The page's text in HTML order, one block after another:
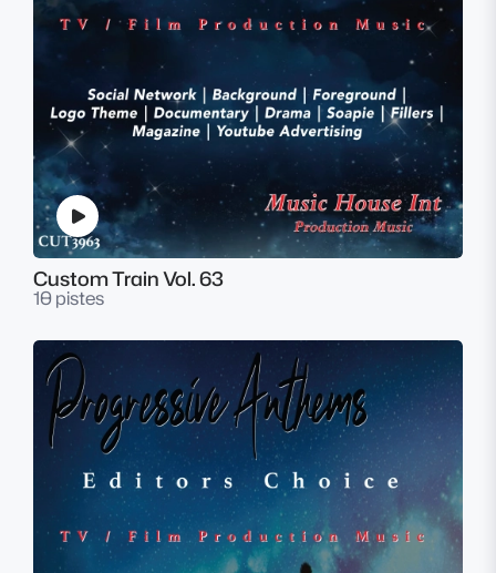
Custom Train Vol. 63
10 pistes